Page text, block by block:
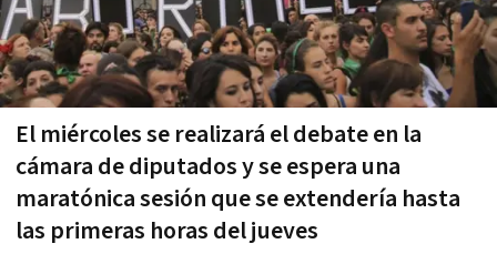
El miércoles se realizará el debate en la
cámara de diputados y se espera una
maratónica sesión que se extendería hasta
las primeras horas del jueves